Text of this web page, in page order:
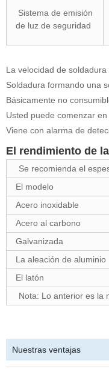
Sistema de emisión
de luz de seguridad
La velocidad de
Soldadura formando una
Básicamente no
Usted puede comenzar
Viene con alarma de
El rendimiento de
Se recomienda el
El modelo
Acero inoxidable
Acero al carbono
Galvanizada
La aleación de aluminio
El latón
Nota: Lo anterior es la
Nuestras ventajas